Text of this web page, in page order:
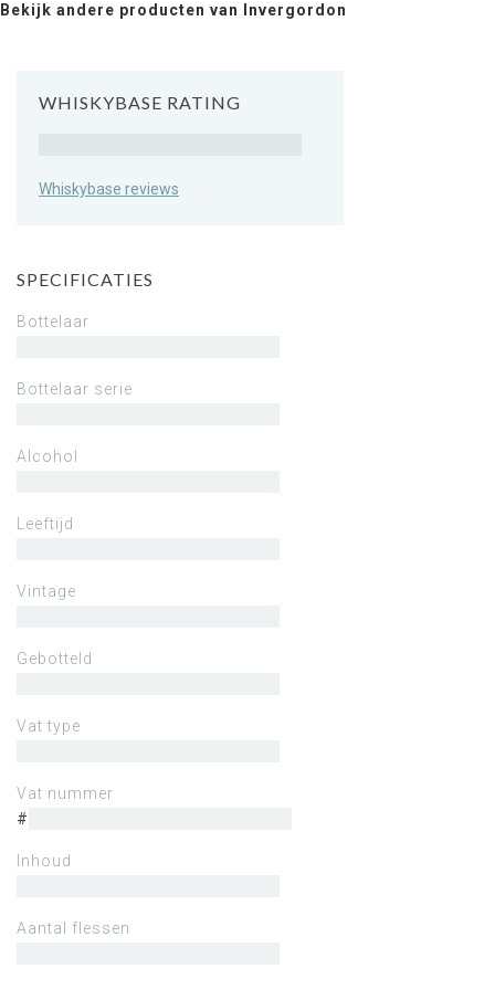
Bekijk andere producten van Invergordon
WHISKYBASE RATING
Whiskybase reviews
SPECIFICATIES
Bottelaar
Bottelaar serie
Alcohol
Leeftijd
Vintage
Gebotteld
Vat type
Vat nummer
#
Inhoud
Aantal flessen